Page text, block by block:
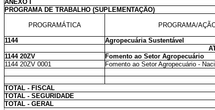
ANEXO I
PROGRAMA DE TRABALHO (SUPLEMENTAÇÃO)
PROGRAMÁTICA PROGRAMA/
1144 Agropecuária Sustentável
1144 20ZV
Fomento ao Setor Agropecuário
1144 20ZV 0001
Fomento ao Setor Agropecuário -
TOTAL - FISCAL
TOTAL - SEGURIDADE
TOTAL - GERAL